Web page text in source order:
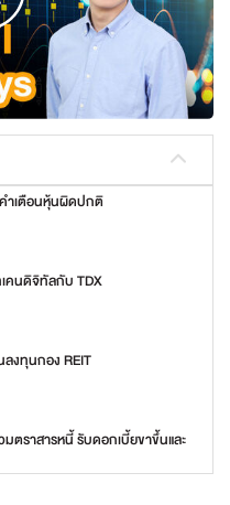
ำเตือนหุ้นผิดปกติ
คนดิจิทัลกับ TDX
ลงทุนกอง REIT
ตราสารหนี้ รับดอกเบี้ยขาขึ้นและ